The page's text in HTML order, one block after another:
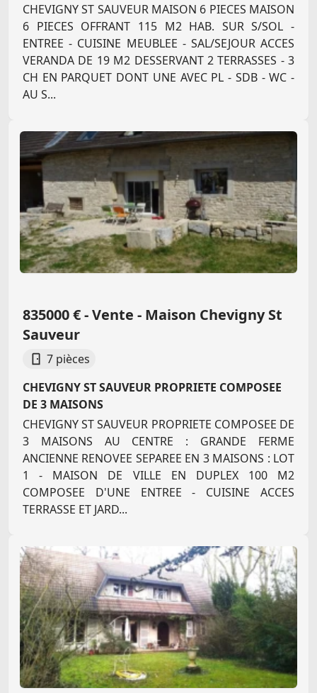
CHEVIGNY ST SAUVEUR MAISON 6 PIECES MAISON
6 PIECES OFFRANT 115 M2 HAB. SUR S/SOL -
ENTREE - CUISINE MEUBLEE - SAL/SEJOUR ACCES
VERANDA DE 19 M2 DESSERVANT 2 TERRASSES - 3
CH EN PARQUET DONT UNE AVEC PL - SDB - WC -
AU S...
835000 € - Vente - Maison Chevigny St
Sauveur
7 pièces
CHEVIGNY ST SAUVEUR PROPRIETE COMPOSEE
DE 3 MAISONS
CHEVIGNY ST SAUVEUR PROPRIETE COMPOSEE DE
3 MAISONS AU CENTRE : GRANDE FERME
ANCIENNE RENOVEE SEPAREE EN 3 MAISONS : LOT
1 - MAISON DE VILLE EN DUPLEX 100 M2
COMPOSEE D'UNE ENTREE - CUISINE ACCES
TERRASSE ET JARD...